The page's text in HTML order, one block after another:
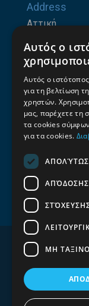
Address
Αττική
Θεσσαλία
Ηρώων
Επαγγελματικός
Emails
Contacts
+30 2106100088
+30 2410533884
© 2026 FINDALL.
Αυτός ο
Αυτός ο
για τη βελτίωση
χρηστών.
μας, παρέχετε τη
τα cookies
για τα cookies.
ΑΠΌΔΟΣΗΣ
ΜΗ